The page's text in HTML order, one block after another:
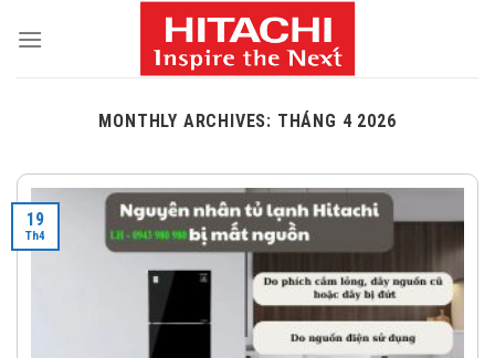
MONTHLY ARCHIVES: THÁNG 4 2026
19
Th4